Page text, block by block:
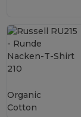
Organic
Cotton